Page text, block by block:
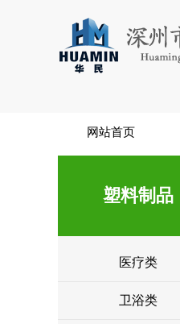
网站首页
塑料制品
医疗类
卫浴类